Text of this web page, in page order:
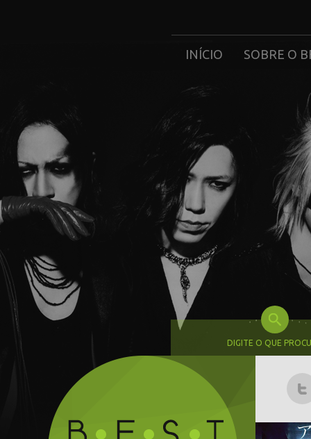
INÍCIO SOBRE O
DIGITE O QUE